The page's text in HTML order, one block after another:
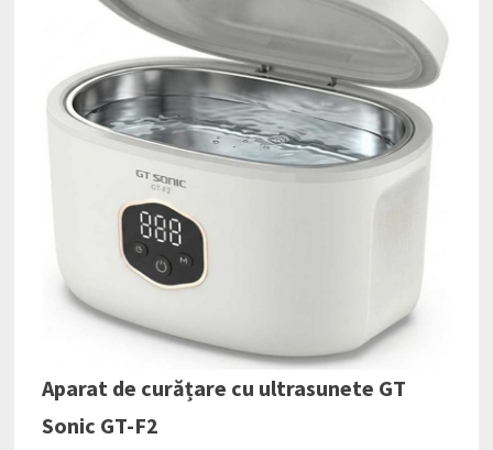
Aparat de curățare cu ultrasunete GT
Sonic GT-F2